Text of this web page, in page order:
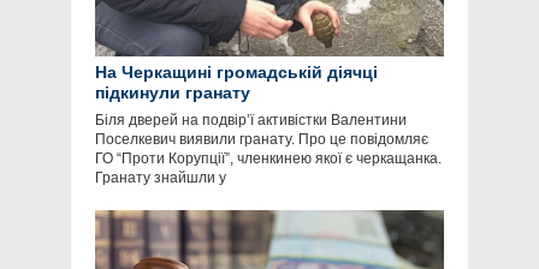
На Черкащині громадській діячці
підкинули гранату
Біля дверей на подвір’ї активістки Валентини
Поселкевич виявили гранату. Про це повідомляє
ГО “Проти Корупції”, членкинею якої є черкащанка.
Гранату знайшли у